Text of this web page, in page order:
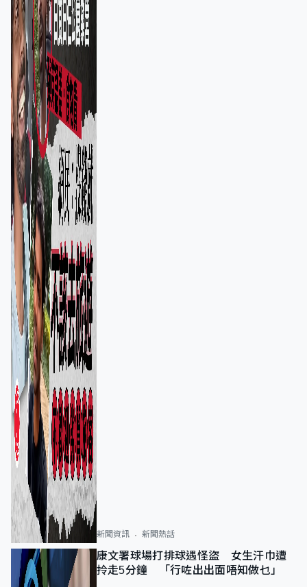
新聞資訊 新聞熱話
康文署球場打排球遇怪盜 女生汗巾遭
拎走5分鐘 「行咗出出面唔知做乜」